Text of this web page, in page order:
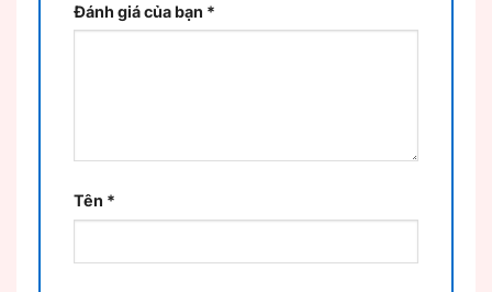
Đánh giá của bạn *
Tên *